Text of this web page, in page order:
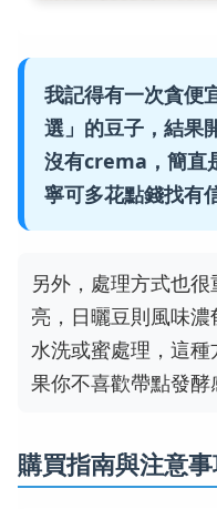
我記得有一次貪便
選」的豆子，結果
沒有crema，簡直
寧可多花點錢找有
另外，處理方式也
亮，日曬豆則風味
水洗或蜜處理，這
果你不喜歡帶點發酵
購買指南與注意